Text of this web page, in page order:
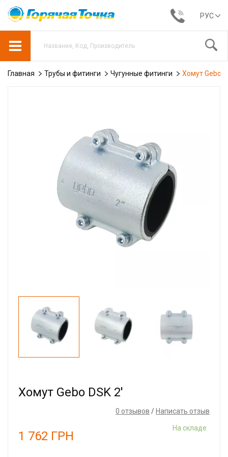
РУС
Главная Трубы и фитинги Чугунные фитинги Хомут Gebo
Хомут Gebo DSK 2'
0 отзывов / Написать отзыв
1 762 ГРН
На складе